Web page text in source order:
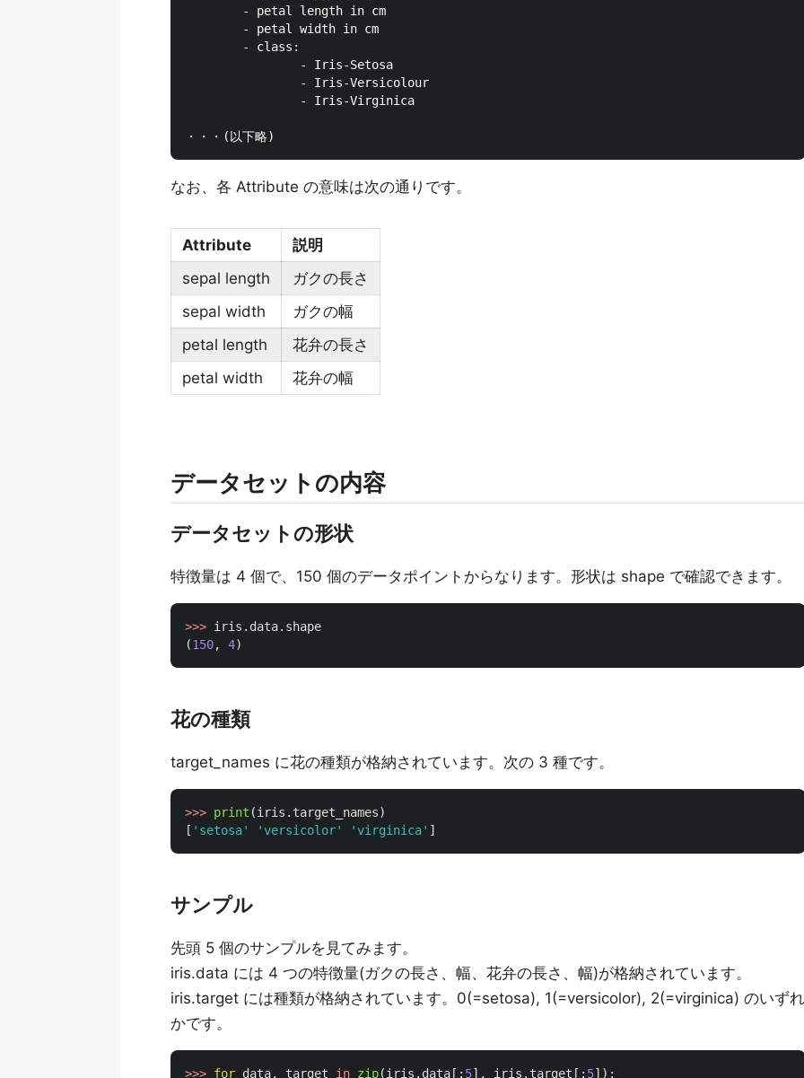
        - petal length in cm
        - petal width in cm
        - class:
                - Iris-Setosa
                - Iris-Versicolour
                - Iris-Virginica
なお、各 Attribute の意味は次の通りです。
Attribute
説明
sepal length
ガクの長さ
sepal width
ガクの幅
petal length
花弁の長さ
petal width
花弁の幅
データセットの内容
データセットの形状
特徴量は 4 個で、150 個のデータポイントからなります。形状は shape で確認できます。
>>> iris . data. shape
(150, 4)
花の種類
target_names に花の種類が格納されています。次の 3 種です。
>>> print (iris . target_names)
[ ' setosa' ' versicolor' ' virginica' ]
サンプル
先頭 5 個のサンプルを見てみます。
iris.data には 4 つの特徴量(ガクの長さ、幅、花弁の長さ、幅)が格納されています。
iris.target には種類が格納されています。0(=setosa), 1(=versicolor), 2(=virginica) のいずれ
かです。
>>> for data, target in zip(iris . data [: 5], iris . target [: 5]):